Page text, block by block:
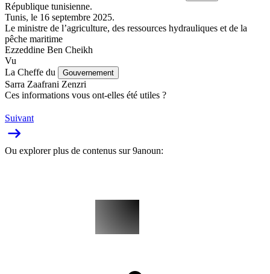
République tunisienne.
Tunis, le 16 septembre 2025.
Le ministre de l’agriculture, des ressources hydrauliques et de la
pêche maritime
Ezzeddine Ben Cheikh
Vu
La Cheffe du
Gouvernement
Sarra Zaafrani Zenzri
Ces informations vous ont-elles été utiles ?
Suivant
Ou explorer plus de contenus sur 9anoun: